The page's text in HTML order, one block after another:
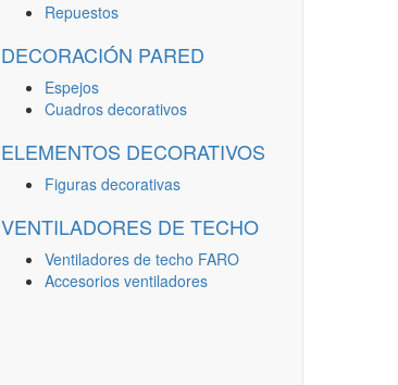
Repuestos
DECORACIÓN PARED
Espejos
Cuadros decorativos
ELEMENTOS DECORATIVOS
Figuras decorativas
VENTILADORES DE TECHO
Ventiladores de techo FARO
Accesorios ventiladores